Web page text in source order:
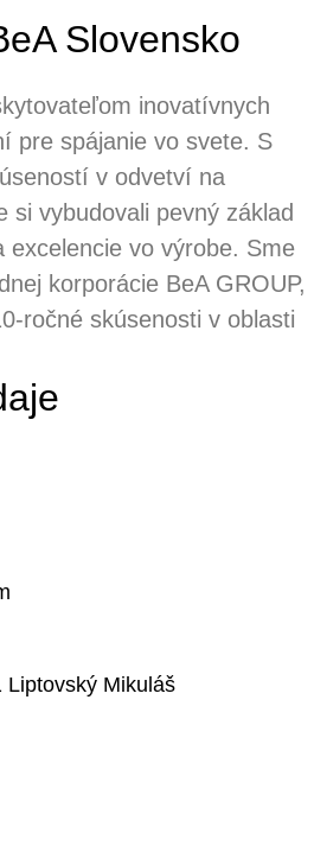
Slovensko
inovatívnych
pre spájanie vo svete. S
v odvetví na
si vybudovali pevný základ
excelencie vo výrobe. Sme
korporácie BeA GROUP,
ročné skúsenosti v oblasti
Liptovský Mikuláš